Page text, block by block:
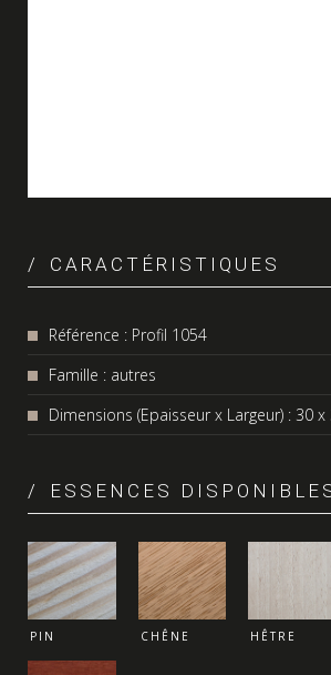
CARACTÉRISTIQUES
Référence : Profil 1054
Famille : autres
Dimensions (Epaisseur x Largeur) : 30
ESSENCES
PIN CHÊNE HÊTRE